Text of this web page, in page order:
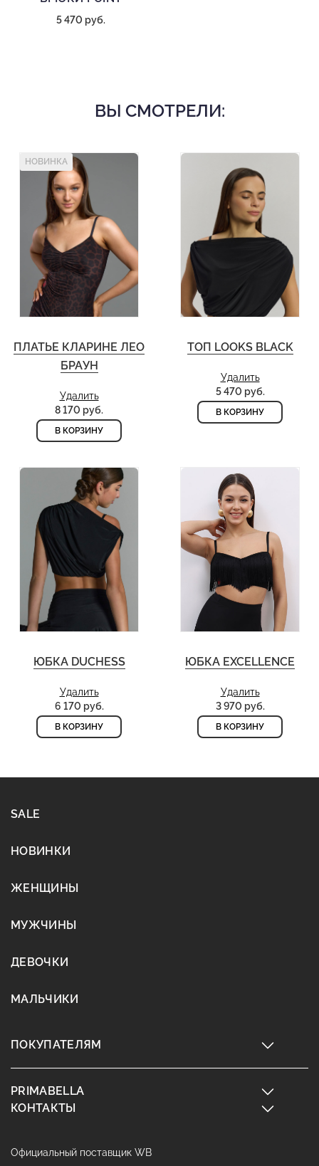
5 470 руб.
ВЫ СМОТРЕЛИ:
НОВИНКА
ПЛАТЬЕ КЛАРИНЕ ЛЕО
БРАУН
Удалить
8 170 руб.
В КОРЗИНУ
ТОП LOOKS BLACK
Удалить
5 470 руб.
В КОРЗИНУ
ЮБКА DUCHESS
Удалить
6 170 руб.
В КОРЗИНУ
ЮБКА EXCELLENCE
Удалить
3 970 руб.
В КОРЗИНУ
SALE
НОВИНКИ
ЖЕНЩИНЫ
МУЖЧИНЫ
ДЕВОЧКИ
МАЛЬЧИКИ
ПОКУПАТЕЛЯМ
PRIMABELLA
КОНТАКТЫ
Официальный поставщик WB